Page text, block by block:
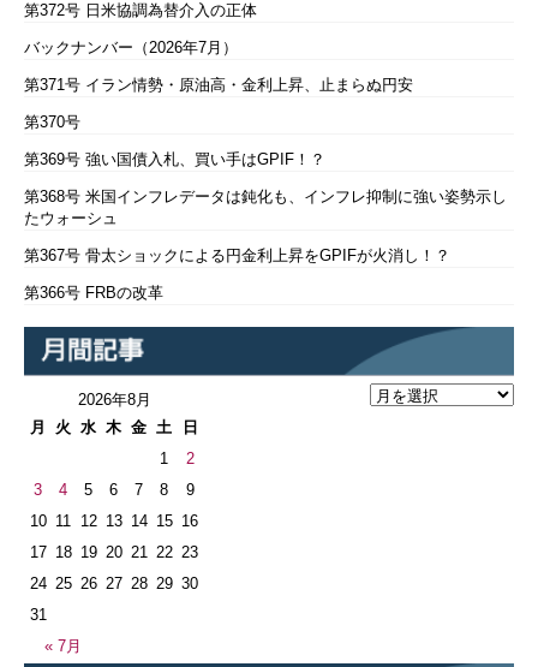
第372号 日米協調為替介入の正体
バックナンバー（2026年7月）
第371号 イラン情勢・原油高・金利上昇、止まらぬ円安
第370号
第369号 強い国債入札、買い手はGPIF！？
第368号 米国インフレデータは鈍化も、インフレ抑制に強い姿勢示し
たウォーシュ
第367号 骨太ショックによる円金利上昇をGPIFが火消し！？
第366号 FRBの改革
2026年8月
月
火 水 木 金 土 日
« 7月
1
2
3
4 5 6 7 8
9
10 11 12 13 14 15 16
17 18 19 20 21 22 23
24 25 26 27 28 29 30
31